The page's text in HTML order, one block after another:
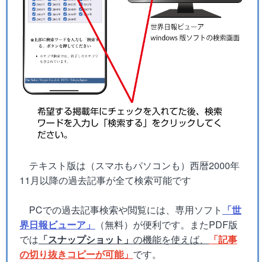
テキスト版は（スマホもパソコンも）西暦2000年
11月以降の過去記事が全て検索可能です
PCでの過去記事検索や閲覧には、専用ソフト 「世
界日報ビューア」
（無料）が便利です。またPDF版
では 「スナップショット」 の機能を使えば、
「記事
の切り抜きコピーが可能」 です。